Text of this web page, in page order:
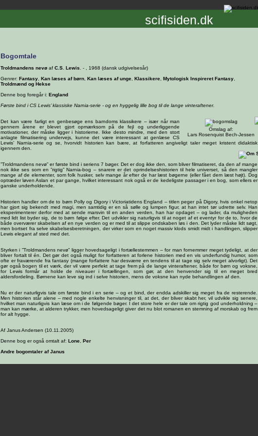
Bogomtale
Troldmandens nevø af C.S. Lewis . - , 1968 (dansk udgivelsesår)
Genrer: Fantasy Kan læses af børn Kan læses af unge Klassikere Mytologisk Inspireret Fantasy
Troldmænd og Hekse
Denne bog foregår i: England
Første bind i CS Lewis’ klassiske Narnia-serie - og en hyggelig lille bog til de lange vinteraftener.
Omslag af:
Lars Rosenquist Bech-Jessen
Det kan være farligt en genbesøge ens barndoms klassikere – især når man
gennem årene er blevet gjort opmærksom på de fejl og underliggende
motivationer, der måske ligger i historierne. Ikke desto mindre, med den stort
anlagte filmatisering undervejs, kunne det være interessant at genlæse CS
Lewis’ Narnia-serie og se, hvorvidt historien kan bære, at forfatteren angiveligt taler meget kristent didaktisk
igennem den.
”Troldmandens nevø” er første bind i seriens 7 bøger. Det er dog ikke den, som bliver filmatiseret, da den af mange
nok ikke ses som en ”rigtig” Narnia-bog – snarere er det oprindelseshistorien til hele universet, så den mangler
mange af de elementer, som folk husker, selv mange år efter de har læst bøgerne (eller fået dem læst højt). Dog
optræder løven Aslan et par gange, hvilket interessant nok også er de kedeligste passager i en bog, som ellers er
ganske underholdende.
Historien handler om de to børn Polly og Digory i Victoriatidens England – titlen peger på Digory, hvis onkel netop
har gjort sig bekendt med magi, men samtidig er en så sølle og lumpen figur, at han intet tør udrette selv. Han
eksperimenterer derfor med at sende marsvin til en anden verden, han har opdaget – og lader, da muligheden
med lidt list byder sig, de to børn følge efter. Det udvikler sig naturligvis til at noget af et eventyr for de to, hvor de
både overværer skabelsen af en nye verden og er med til at slippe ondskaben løs i den. Det lyder måske lidt søgt,
men bortset fra selve skabelsesberetningen, der virker som en noget massiv klods smidt midt i handlingen, slipper
Lewis elegant af sted med det.
Styrken i ”Troldmandens nevø” ligger hovedsageligt i fortællestemmen – for man fornemmer meget tydeligt, at der
bliver fortalt til én. Det gør det også muligt for forfatteren at forlene historien med en vis underfundig humor, som
ofte er fraværende fra fantasy (mange forfattere har desværre en tendens til at tage sig selv meget alvorligt). Det
gør også bogen til et værk, der vil være perfekt at tage frem på de lange vinteraftener, både for børn og voksne,
for Lewis formår at holde de niveauer i fortællingen, som gør, at den henvender sig til en meget bred
aldersfordeling. Børnene kan leve sig ind i selve historien, mens de voksne kan nyde behandlingen af den.
Nu er der naturligvis tale om første bind i en serie – og et bind, der endda adskiller sig meget fra de resterende.
Men historien står alene – med nogle enkelte henvisninger til, at det, der bliver skabt her, vil udvikle sig senere,
hvilket man naturligvis kan læse om i de følgende bøger. I det store hele er der tale om rigtig god underholdning –
man kan mærke, at alderen trykker, men hovedsageligt giver det nu blot romanen en stemning af morskab og frem
for alt hygge.
Af Janus Andersen (10.11.2005)
Denne bog er også omtalt af: Lone Per
Andre bogomtaler af Janus
scifisiden.dk